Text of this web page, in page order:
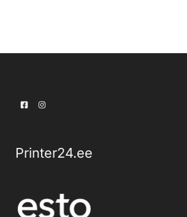
Printer24.ee